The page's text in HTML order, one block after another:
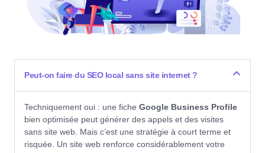
Peut-on faire du SEO local sans site internet ?
Techniquement oui : une fiche Google Business Profile
bien optimisée peut générer des appels et des visites
sans site web. Mais c’est une stratégie à court terme et
risquée. Un site web renforce considérablement votre